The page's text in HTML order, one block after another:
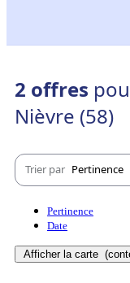
2 offres
Nièvre (58)
Trier par Pertinence
Pertinence
Date
Afficher la carte